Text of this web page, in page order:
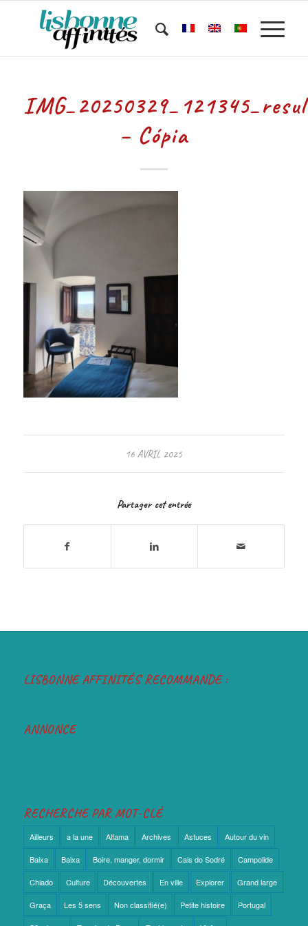
– Cópia
16 AVRIL 2025
Partager cet entrée
LISBONNE AFFINITÉS RECOMMANDE :
ANNONCE
RECHERCHE PAR MOT-CLÉ
Ailleurs a la une Alfama Archives Astuces Autour du vin
Baixa Baixa Boire, manger, dormir Cais do Sodré Campolide
Chiado Culture Découvertes En ville Explorer Grand large
Graça Les 5 sens Non classifié(e) Petite histoire Portugal